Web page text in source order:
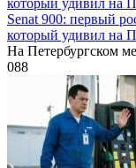
Senat 900: первый
который удивил
На Петербургском
088